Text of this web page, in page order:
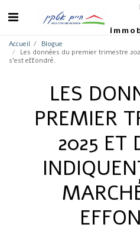
Accueil
Blogue
Les données du premier trimestre
s’est effondré.
LES
PREMIER
2025 ET